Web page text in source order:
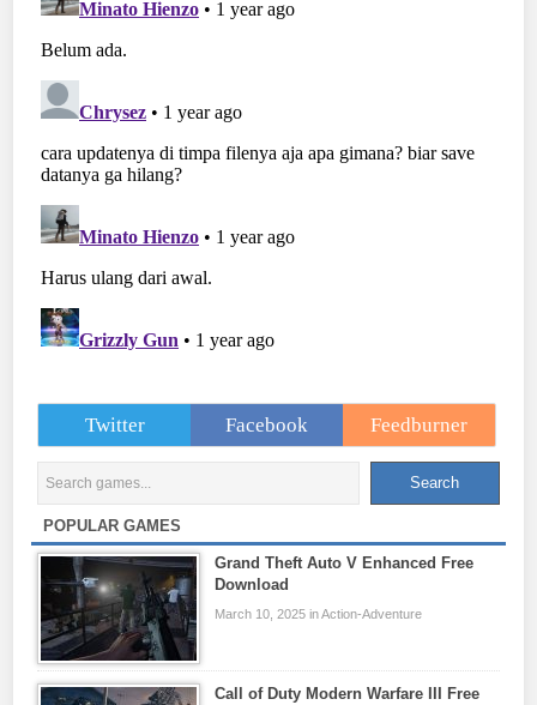
Twitter Facebook Feedburner
POPULAR GAMES
Grand Theft Auto V Enhanced Free
Download
March 10, 2025 in Action-Adventure
Call of Duty Modern Warfare III Free